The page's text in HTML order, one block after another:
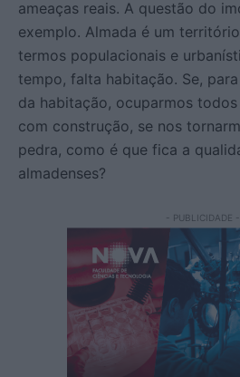
ameaças reais. A questão do
exemplo. Almada é um
termos populacionais e
tempo, falta habitação. Se,
da habitação, ocuparmos
com construção, se nos
pedra, como é que fica a
almadenses?
- PUBLICIDADE -